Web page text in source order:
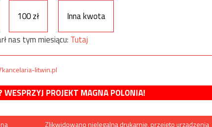
100 zł
Inna kwota
nas tym miesiącu: Tutaj
litwin.pl
WESPRZYJ PROJEKT MAGNA POLONIA!
Zlikwidowano nielegalną drukarnię, przejęto urządzenia